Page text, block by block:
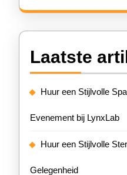
Laatste
Huur een Stijlvolle
Evenement bij LynxLab
Huur een Stijlvolle
Gelegenheid